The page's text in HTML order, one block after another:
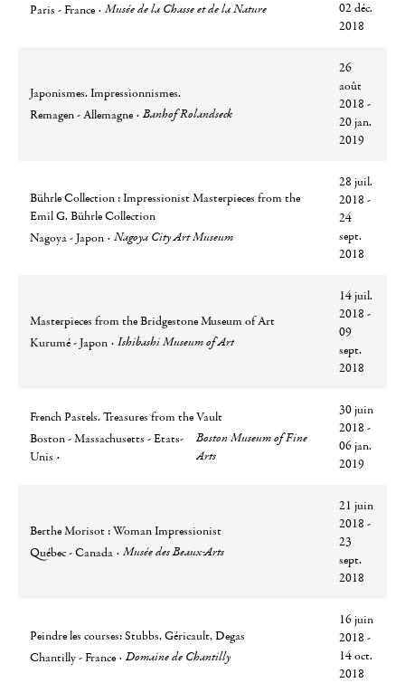
Ville
Paris - France
Lieu Musée de la Chasse et de la Nature
02 déc.
2018
Japonismes. Impressionnismes.
Ville
Remagen - Allemagne
Lieu Banhof Rolandseck
26
août
2018 -
20 jan.
2019
Bührle Collection : Impressionist Masterpieces from the
Emil G. Bührle Collection
Ville
Nagoya - Japon
Lieu Nagoya City Art Museum
28 juil.
2018 -
24
sept.
2018
Masterpieces from the Bridgestone Museum of Art
Ville
Kurumé - Japon
Lieu Ishibashi Museum of Art
14 juil.
2018 -
09
sept.
2018
French Pastels. Treasures from the Vault
Ville
Boston - Massachusetts - Etats-
Unis
Lieu
Boston Museum of Fine
Arts
30 juin
2018 -
06 jan.
2019
Berthe Morisot : Woman Impressionist
Ville
Québec - Canada
Lieu Musée des Beaux-Arts
21 juin
2018 -
23
sept.
2018
Peindre les courses: Stubbs, Géricault, Degas
Ville
Chantilly - France
Lieu Domaine de Chantilly
16 juin
2018 -
14 oct.
2018